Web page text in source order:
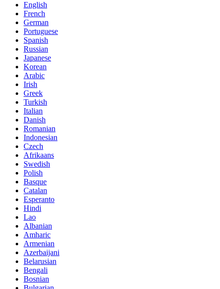
English
French
German
Portuguese
Spanish
Russian
Japanese
Korean
Arabic
Irish
Greek
Turkish
Italian
Danish
Romanian
Indonesian
Czech
Afrikaans
Swedish
Polish
Basque
Catalan
Esperanto
Hindi
Lao
Albanian
Amharic
Armenian
Azerbaijani
Belarusian
Bengali
Bosnian